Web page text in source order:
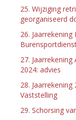
25. Wijziging
georganiseerd
26.
27.
2024: advies
28.
Vaststelling
29. Schorsing